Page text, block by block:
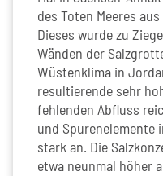
des Toten Meeres
Dieses wurde zu
Wänden der
Wüstenklima in
resultierende sehr
fehlenden Abfluss
und Spurenelemente
stark an. Die
etwa neunmal höher